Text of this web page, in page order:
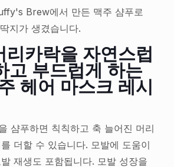
Brew에서 만든 맥주 샴푸로
지가 생겼습니다.
리카락을 자연스럽
고 부드럽게 하는
헤어 마스크 레시
샴푸하면 칙칙하고 축 늘어진 머리
더할 수 있습니다. 모발에 도움이
재생도 포함됩니다. 모발 성장을